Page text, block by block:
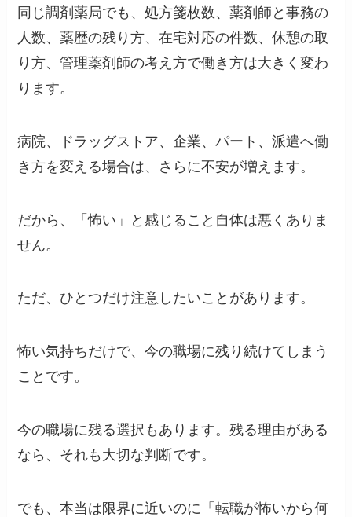
同じ調剤薬局でも、処方箋枚数、薬剤師と事務の
人数、薬歴の残り方、在宅対応の件数、休憩の取
り方、管理薬剤師の考え方で働き方は大きく変わ
ります。
病院、ドラッグストア、企業、パート、派遣へ働
き方を変える場合は、さらに不安が増えます。
だから、「怖い」と感じること自体は悪くありま
せん。
ただ、ひとつだけ注意したいことがあります。
怖い気持ちだけで、今の職場に残り続けてしまう
ことです。
今の職場に残る選択もあります。残る理由がある
なら、それも大切な判断です。
でも、本当は限界に近いのに「転職が怖いから何